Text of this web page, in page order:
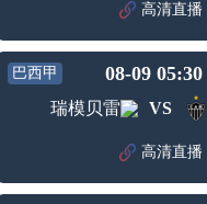
高清直播
巴西甲 08-09 05:30
瑞模贝雷 VS
高清直播